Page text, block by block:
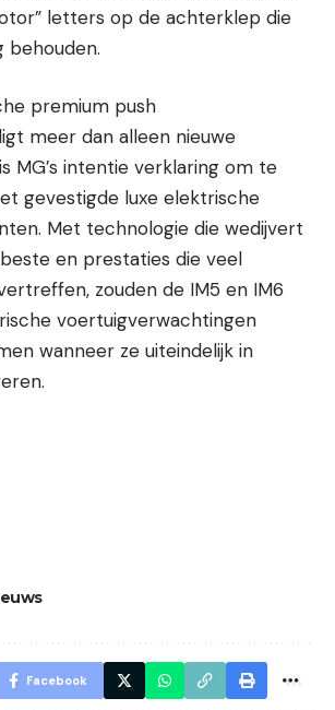
letters op de achterklep die
behouden.
premium push
meer dan alleen nieuwe
MG’s intentie verklaring om te
gevestigde luxe elektrische
Met technologie die wedijvert
en prestaties die veel
zouden de IM5 en IM6
voertuigverwachtingen
wanneer ze uiteindelijk in
Facebook